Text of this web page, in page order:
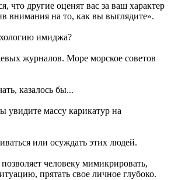
что другие оценят вас за ваш характер
внимания на то, как вы выглядите».
имиджа?
журналов. Море морское советов
казалось бы...
увидите массу карикатур на
или осуждать этих людей.
человеку мимикрировать,
прятать свое личное глубоко.